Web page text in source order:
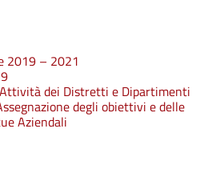
2019 – 2021
dei Distretti e Dipartimenti
degli obiettivi e delle
Aziendali